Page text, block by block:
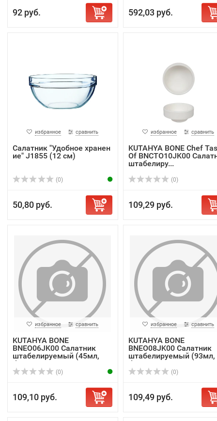
92 руб. 592,03 руб.
избранное сравнить
Cалатник "Удобное хранен
ие" J1855 (12 см)
(0)
50,80 руб.
избранное сравнить
KUTAHYA BONE Chef
Of BNCTO10JK00
штабелиру...
(0)
109,29 руб.
избранное сравнить
KUTAHYA BONE
BNEO06JK00 Салатник
штабелируемый (45мл,
d6с...
(0)
109,10 руб.
избранное сравнить
KUTAHYA BONE
BNEO08JK00 Салатник
штабелируемый (93мл,
d8с...
(0)
109,49 руб.